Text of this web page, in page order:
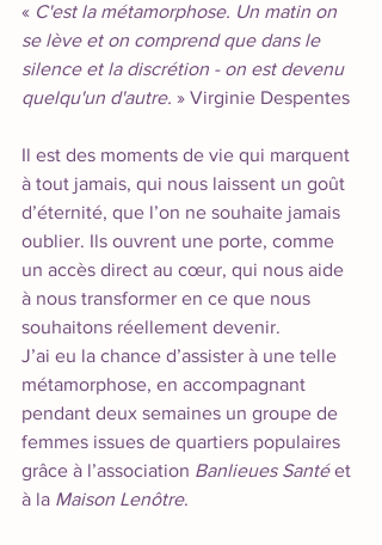
« C'est la métamorphose. Un matin on
se lève et on comprend que dans le
silence et la discrétion - on est devenu
quelqu'un d'autre. » Virginie Despentes
Il est des moments de vie qui marquent
à tout jamais, qui nous laissent un goût
d’éternité, que l’on ne souhaite jamais
oublier. Ils ouvrent une porte, comme
un accès direct au cœur, qui nous aide
à nous transformer en ce que nous
souhaitons réellement devenir.
J’ai eu la chance d’assister à une telle
métamorphose, en accompagnant
pendant deux semaines un groupe de
femmes issues de quartiers populaires
grâce à l’association Banlieues Santé et
à la Maison Lenôtre.